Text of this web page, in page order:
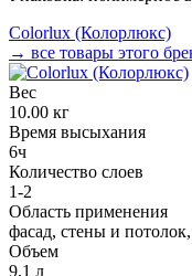
Colorlux (Колорлюкс)
→ все товары этого
Вес
10.00 кг
Время высыхания
6ч
Количество слоев
1-2
Область применения
фасад, стены и
Объем
9,1 л